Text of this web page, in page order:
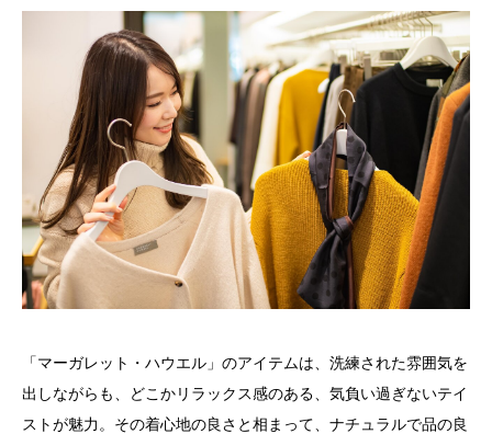
「マーガレット・ハウエル」のアイテムは、洗練された雰囲気を
出しながらも、どこかリラックス感のある、気負い過ぎないテイ
ストが魅力。その着心地の良さと相まって、ナチュラルで品の良